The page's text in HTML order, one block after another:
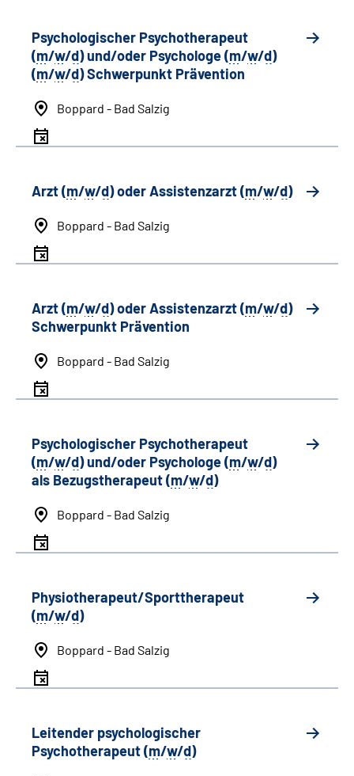
Psychologischer Psychotherapeut
(m/w/d) und/oder Psychologe (m/w/d)
(m/w/d) Schwerpunkt Prävention
Boppard - Bad Salzig
Arzt (m/w/d) oder Assistenzarzt (m/w/d)
Boppard - Bad Salzig
Arzt (m/w/d) oder Assistenzarzt (m/w/d)
Schwerpunkt Prävention
Boppard - Bad Salzig
Psychologischer Psychotherapeut
(m/w/d) und/oder Psychologe (m/w/d)
als Bezugstherapeut (m/w/d)
Boppard - Bad Salzig
Physiotherapeut/Sporttherapeut
(m/w/d)
Boppard - Bad Salzig
Leitender psychologischer
Psychotherapeut (m/w/d)